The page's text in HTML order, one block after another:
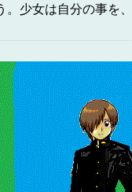
。少女は自分の事を、